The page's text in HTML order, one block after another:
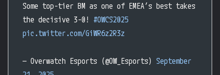
Some top-tier BM as one of EMEA’s best takes
the decisive 3-0! #OWCS2025
pic.twitter.com/GiWR6z2R3z
— Overwatch Esports (@OW_Esports) September